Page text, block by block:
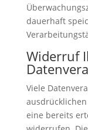
dauerhaft
Widerruf
Viele
eine bereits